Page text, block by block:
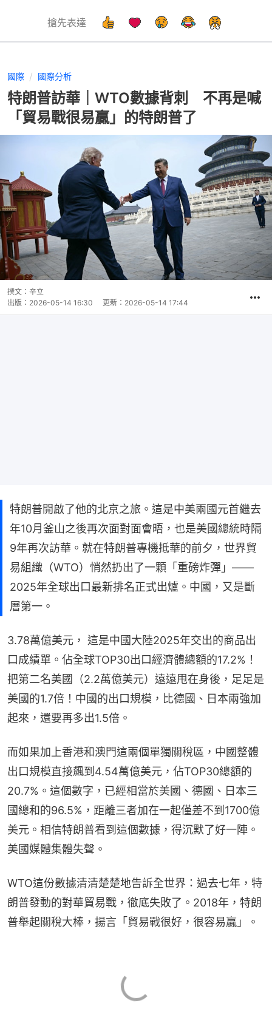
搶先表達
國際 國際分析
特朗普訪華｜WTO數據背刺 不再是喊
「貿易戰很易贏」的特朗普了
撰文： 辛立
出版： 2026-05-14 16:30 更新： 2026-05-14 17:44
特朗普開啟了他的北京之旅。這是中美兩國元首繼去
年10月釜山之後再次面對面會晤，也是美國總統時隔
9年再次訪華。就在特朗普專機抵華的前夕，世界貿
易組織（WTO）悄然扔出了一顆「重磅炸彈」——
2025年全球出口最新排名正式出爐。中國，又是斷
層第一。
3.78萬億美元， 這是中國大陸2025年交出的商品出
口成績單。佔全球TOP30出口經濟體總額的17.2%！
把第二名美國（2.2萬億美元）遠遠甩在身後，足足是
美國的1.7倍！中國的出口規模，比德國、日本兩強加
起來，還要再多出1.5倍。
而如果加上香港和澳門這兩個單獨關稅區，中國整體
出口規模直接飆到4.54萬億美元，佔TOP30總額的
20.7%。這個數字，已經相當於美國、德國、日本三
國總和的96.5%，距離三者加在一起僅差不到1700億
美元。相信特朗普看到這個數據，得沉默了好一陣。
美國媒體集體失聲。
WTO這份數據清清楚楚地告訴全世界：過去七年，特
朗普發動的對華貿易戰，徹底失敗了。2018年，特朗
普舉起關稅大棒，揚言「貿易戰很好，很容易贏」。